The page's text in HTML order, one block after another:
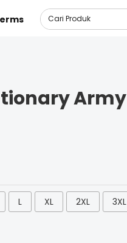
Army
L XL 2XL 3XL